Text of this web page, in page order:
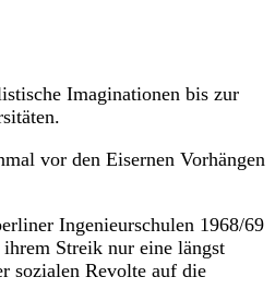
Imaginationen bis zur
vor den Eisernen Vorhängen
Ingenieurschulen 1968/69
Streik nur eine längst
sozialen Revolte auf die